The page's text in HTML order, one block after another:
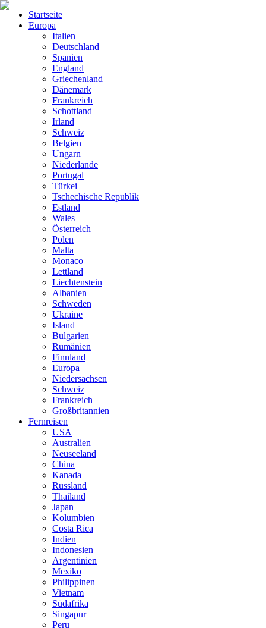
Startseite
Europa
Italien
Deutschland
Spanien
England
Griechenland
Dänemark
Frankreich
Schottland
Irland
Schweiz
Belgien
Ungarn
Niederlande
Portugal
Türkei
Tschechische Republik
Estland
Wales
Österreich
Polen
Malta
Monaco
Lettland
Liechtenstein
Albanien
Schweden
Ukraine
Island
Bulgarien
Rumänien
Finnland
Europa
Niedersachsen
Schweiz
Frankreich
Großbritannien
Fernreisen
USA
Australien
Neuseeland
China
Kanada
Russland
Thailand
Japan
Kolumbien
Costa Rica
Indien
Indonesien
Argentinien
Mexiko
Philippinen
Vietnam
Südafrika
Singapur
Peru